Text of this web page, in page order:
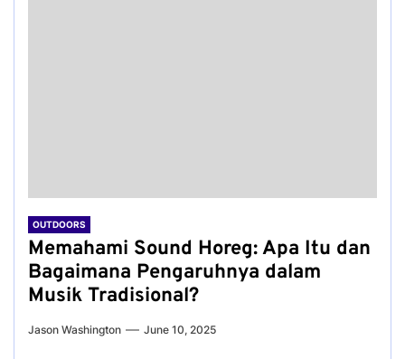
OUTDOORS
Memahami Sound Horeg: Apa Itu dan
Bagaimana Pengaruhnya dalam
Musik Tradisional?
Jason Washington June 10, 2025